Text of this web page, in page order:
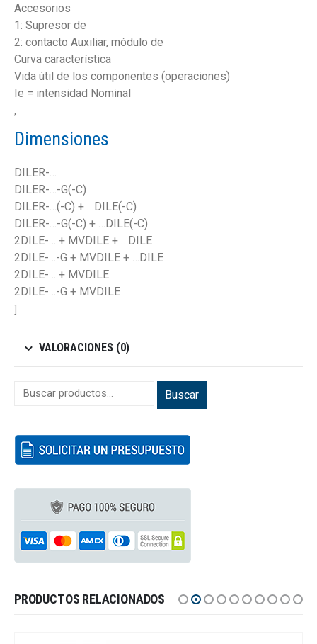
Accesorios
1: Supresor de
2: contacto Auxiliar, módulo de
Curva característica
Vida útil de los componentes (operaciones)
Ie = intensidad Nominal
,
Dimensiones
DILER-…
DILER-…-G(-C)
DILER-…(-C) + …DILE(-C)
DILER-…-G(-C) + …DILE(-C)
2DILE-… + MVDILE + …DILE
2DILE-…-G + MVDILE + …DILE
2DILE-… + MVDILE
2DILE-…-G + MVDILE
VALORACIONES (0)
Buscar
PRODUCTOS RELACIONADOS